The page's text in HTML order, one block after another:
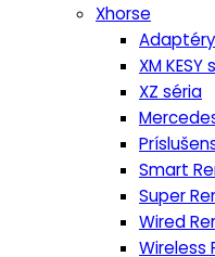
Xhorse
Adaptéry
XM KESY
XZ séria
Smart
Super
Wired
Wireless